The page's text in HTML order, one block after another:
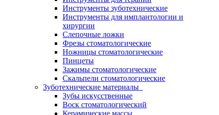
Инструменты зуботехнические
Инструменты для имплантологии и
хирургии
Слепочные ложки
Фрезы стоматологические
Ножницы стоматологические
Пинцеты
Зажимы стоматологические
Скальпели стоматологические
Зуботехнические материалы
Зубы искусственные
Воск стоматологический
Керамические массы